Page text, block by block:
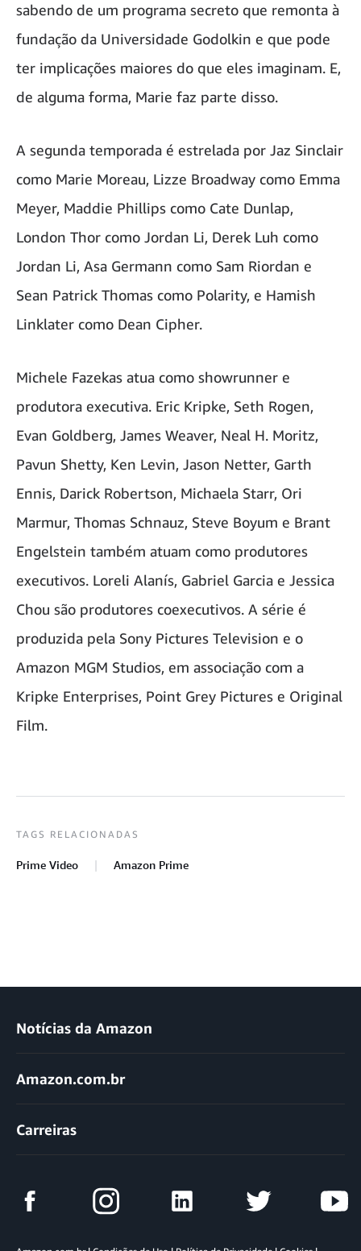
sabendo de um programa secreto que remonta à
fundação da Universidade Godolkin e que pode
ter implicações maiores do que eles imaginam. E,
de alguma forma, Marie faz parte disso.
A segunda temporada é estrelada por Jaz Sinclair
como Marie Moreau, Lizze Broadway como Emma
Meyer, Maddie Phillips como Cate Dunlap,
London Thor como Jordan Li, Derek Luh como
Jordan Li, Asa Germann como Sam Riordan e
Sean Patrick Thomas como Polarity, e Hamish
Linklater como Dean Cipher.
Michele Fazekas atua como showrunner e
produtora executiva. Eric Kripke, Seth Rogen,
Evan Goldberg, James Weaver, Neal H. Moritz,
Pavun Shetty, Ken Levin, Jason Netter, Garth
Ennis, Darick Robertson, Michaela Starr, Ori
Marmur, Thomas Schnauz, Steve Boyum e Brant
Engelstein também atuam como produtores
executivos. Loreli Alanís, Gabriel Garcia e Jessica
Chou são produtores coexecutivos. A série é
produzida pela Sony Pictures Television e o
Amazon MGM Studios, em associação com a
Kripke Enterprises, Point Grey Pictures e Original
Film.
TAGS RELACIONADAS
Prime Video Amazon Prime
Notícias da Amazon
Amazon.com.br
Carreiras